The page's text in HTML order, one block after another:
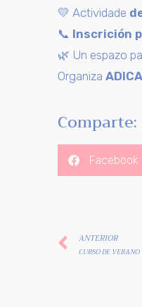
💛 Actividade
📞 Inscrición
🌿 Un espazo
Organiza
Comparte:
Facebook
ANTERIOR
CURSO DE